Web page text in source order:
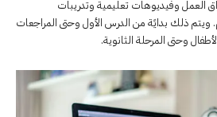
العمل وفيديوهات تعليمية وتدريبات
ذلك بدايًة من الدرس الأول وحتى المراجعات
وحتى المرحلة الثانوية.